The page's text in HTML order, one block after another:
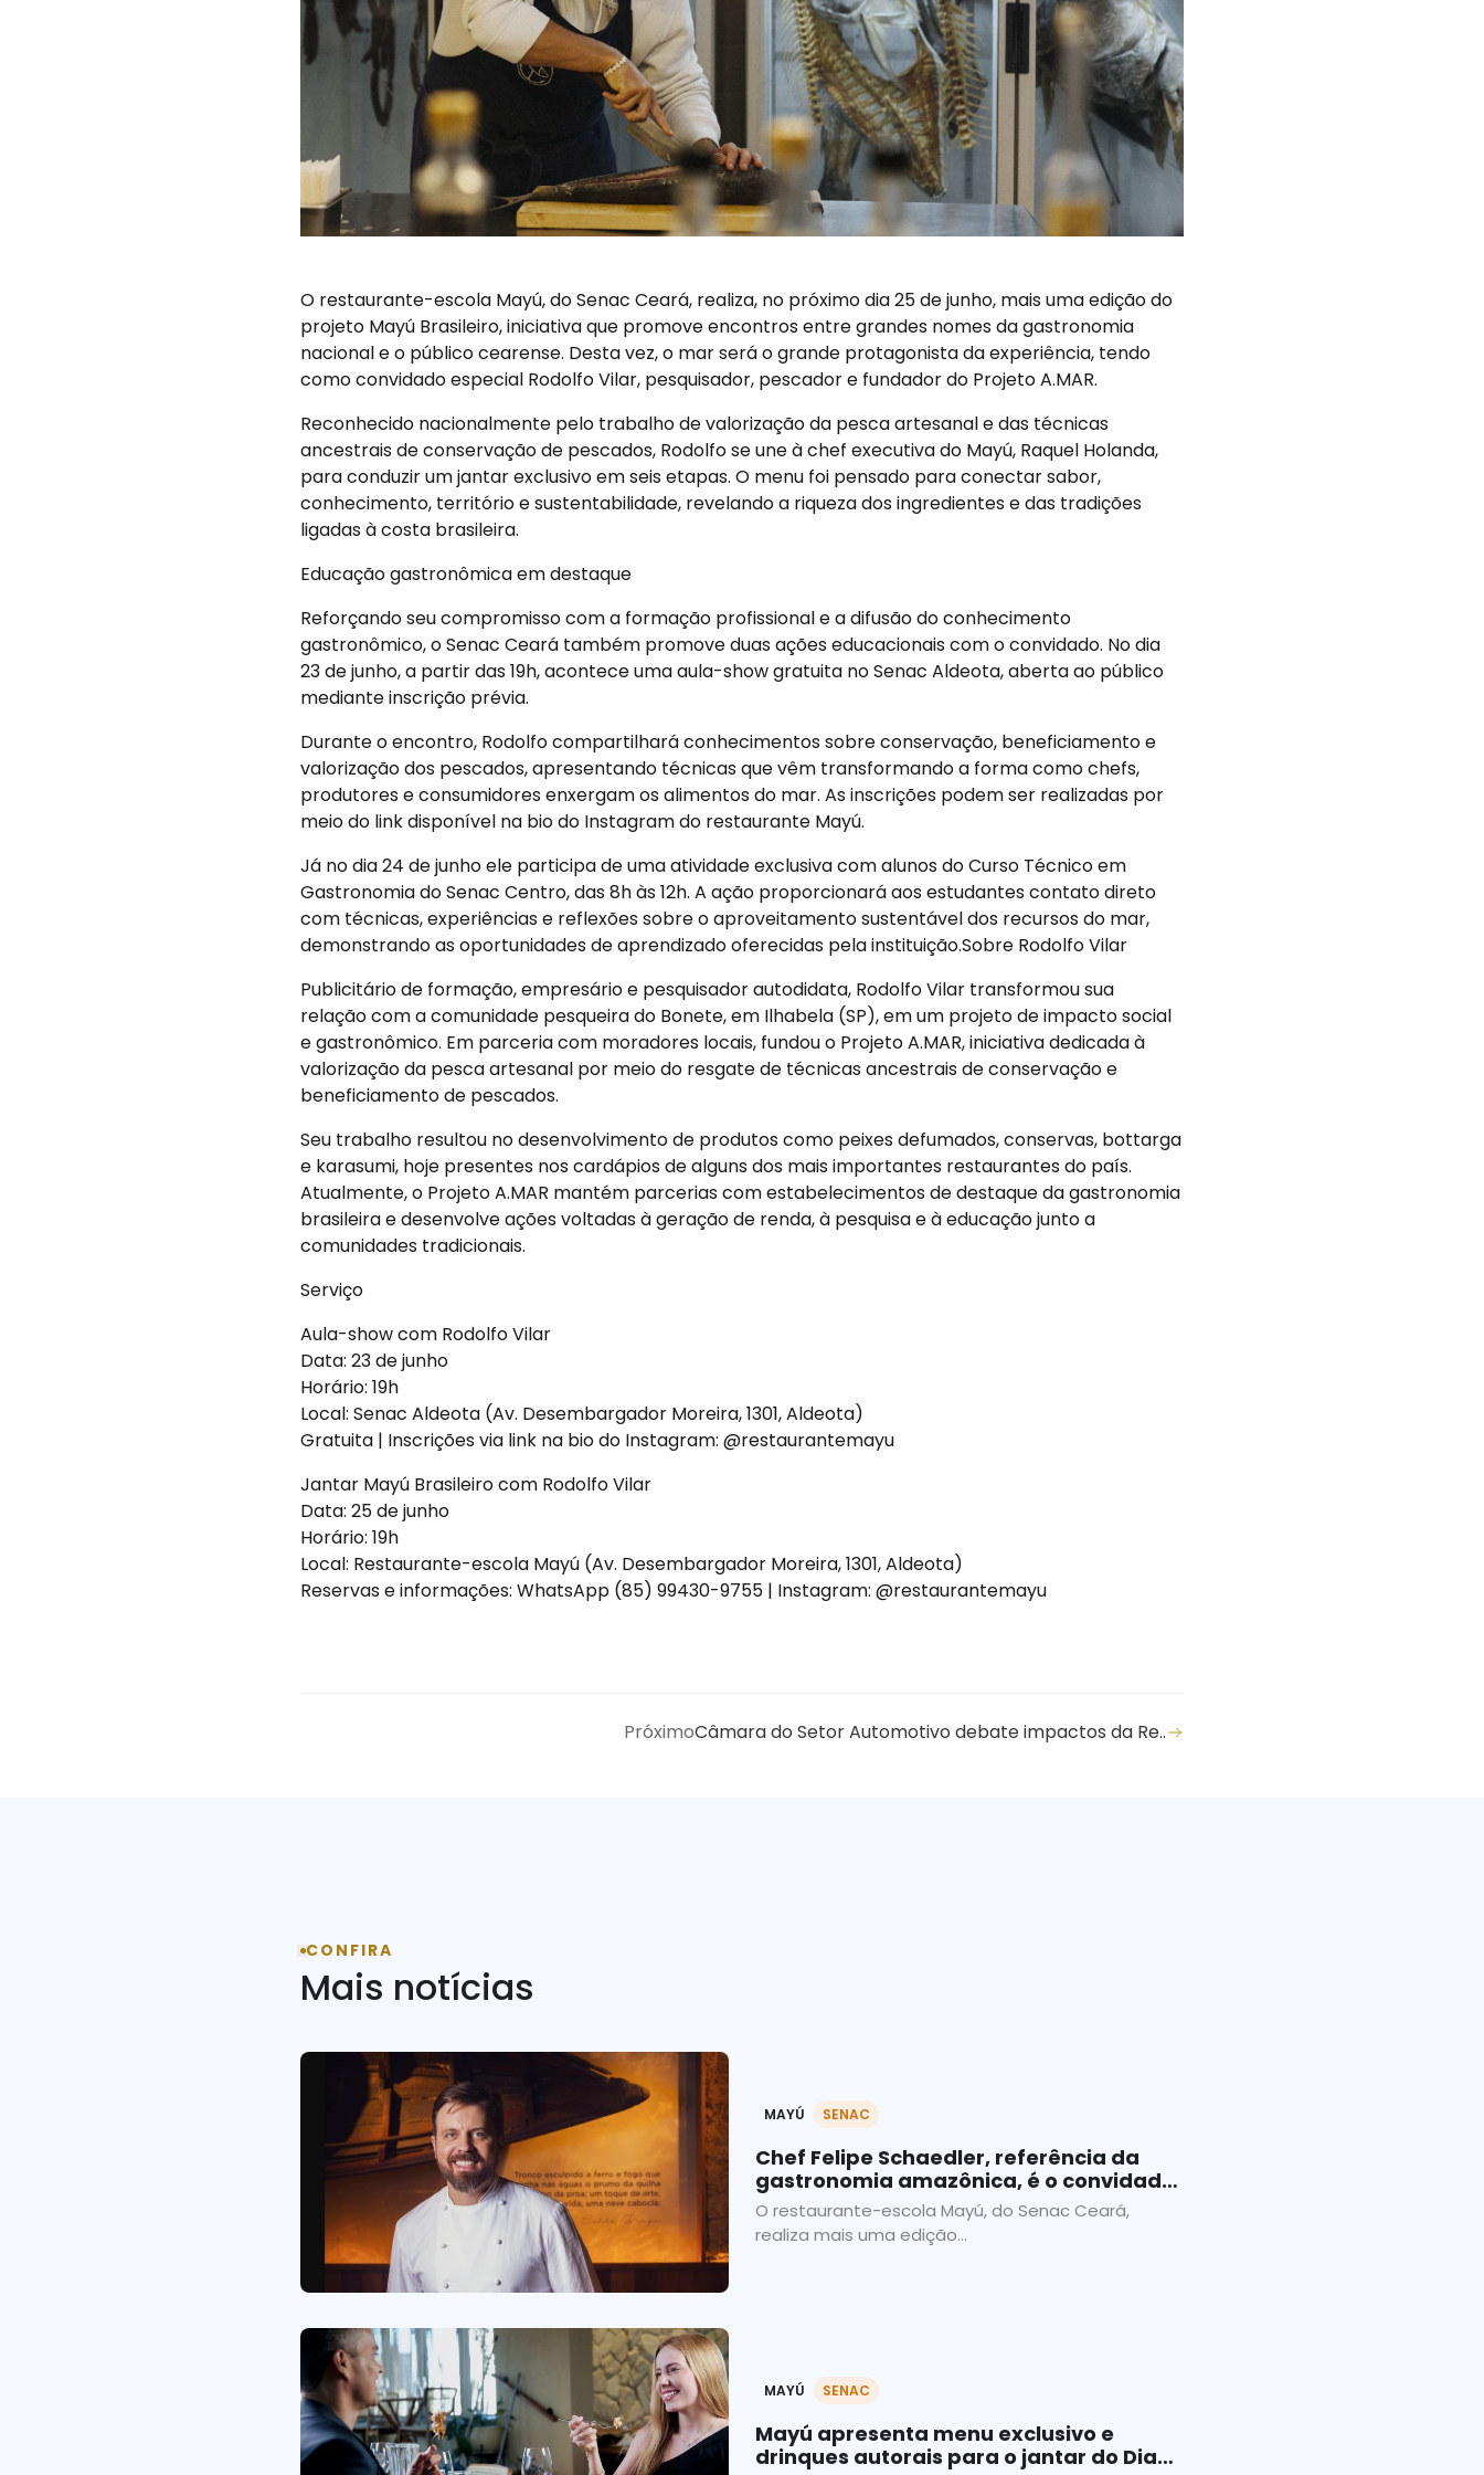
O restaurante-escola Mayú, do Senac Ceará, realiza, no próximo dia 25 de junho, mais uma edição do
projeto Mayú Brasileiro, iniciativa que promove encontros entre grandes nomes da gastronomia
nacional e o público cearense. Desta vez, o mar será o grande protagonista da experiência, tendo
como convidado especial Rodolfo Vilar, pesquisador, pescador e fundador do Projeto A.MAR.
Reconhecido nacionalmente pelo trabalho de valorização da pesca artesanal e das técnicas
ancestrais de conservação de pescados, Rodolfo se une à chef executiva do Mayú, Raquel Holanda,
para conduzir um jantar exclusivo em seis etapas. O menu foi pensado para conectar sabor,
conhecimento, território e sustentabilidade, revelando a riqueza dos ingredientes e das tradições
ligadas à costa brasileira.
Educação gastronômica em destaque
Reforçando seu compromisso com a formação profissional e a difusão do conhecimento
gastronômico, o Senac Ceará também promove duas ações educacionais com o convidado. No dia
23 de junho, a partir das 19h, acontece uma aula-show gratuita no Senac Aldeota, aberta ao público
mediante inscrição prévia.
Durante o encontro, Rodolfo compartilhará conhecimentos sobre conservação, beneficiamento e
valorização dos pescados, apresentando técnicas que vêm transformando a forma como chefs,
produtores e consumidores enxergam os alimentos do mar. As inscrições podem ser realizadas por
meio do link disponível na bio do Instagram do restaurante Mayú.
Já no dia 24 de junho ele participa de uma atividade exclusiva com alunos do Curso Técnico em
Gastronomia do Senac Centro, das 8h às 12h. A ação proporcionará aos estudantes contato direto
com técnicas, experiências e reflexões sobre o aproveitamento sustentável dos recursos do mar,
demonstrando as oportunidades de aprendizado oferecidas pela instituição.Sobre Rodolfo Vilar
Publicitário de formação, empresário e pesquisador autodidata, Rodolfo Vilar transformou sua
relação com a comunidade pesqueira do Bonete, em Ilhabela (SP), em um projeto de impacto social
e gastronômico. Em parceria com moradores locais, fundou o Projeto A.MAR, iniciativa dedicada à
valorização da pesca artesanal por meio do resgate de técnicas ancestrais de conservação e
beneficiamento de pescados.
Seu trabalho resultou no desenvolvimento de produtos como peixes defumados, conservas, bottarga
e karasumi, hoje presentes nos cardápios de alguns dos mais importantes restaurantes do país.
Atualmente, o Projeto A.MAR mantém parcerias com estabelecimentos de destaque da gastronomia
brasileira e desenvolve ações voltadas à geração de renda, à pesquisa e à educação junto a
comunidades tradicionais.
Serviço
Aula-show com Rodolfo Vilar
Data: 23 de junho
Horário: 19h
Local: Senac Aldeota (Av. Desembargador Moreira, 1301, Aldeota)
Gratuita | Inscrições via link na bio do Instagram: @restaurantemayu
Jantar Mayú Brasileiro com Rodolfo Vilar
Data: 25 de junho
Horário: 19h
Local: Restaurante-escola Mayú (Av. Desembargador Moreira, 1301, Aldeota)
Reservas e informações: WhatsApp (85) 99430-9755 | Instagram: @restaurantemayu
PróximoCâmara do Setor Automotivo debate impactos da Re..
CONFIRA
Mais notícias
MAYÚ SENAC
Chef Felipe Schaedler, referência da
gastronomia amazônica, é o convidado
do projeto Mayú Brasileiro
O restaurante-escola Mayú, do Senac Ceará,
realiza mais uma edição...
MAYÚ SENAC
Mayú apresenta menu exclusivo e
drinques autorais para o jantar do Dia